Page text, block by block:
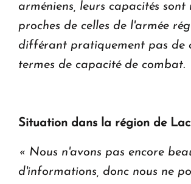
arméniens, leurs capacités sont
proches de celles de l'armée
différant pratiquement pas de
termes de capacité de combat.
Situation dans la région de
« Nous n'avons pas encore
d'informations, donc nous ne